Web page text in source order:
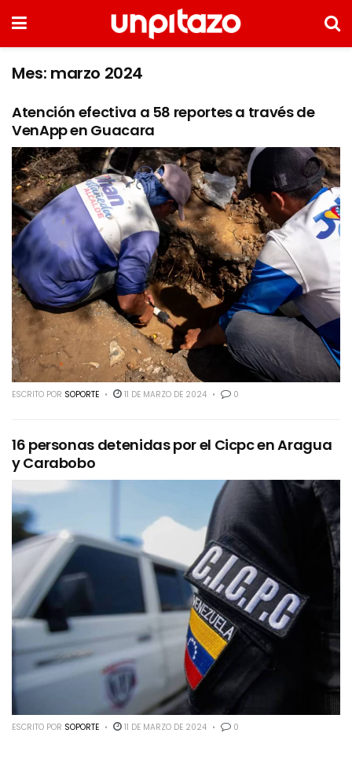
Mes: marzo 2024
Atención efectiva a 58 reportes a través de
VenApp en Guacara
ESCRITO POR SOPORTE 11 DE MARZO DE 2024 0
16 personas detenidas por el Cicpc en Aragua
y Carabobo
ESCRITO POR SOPORTE 11 DE MARZO DE 2024 0